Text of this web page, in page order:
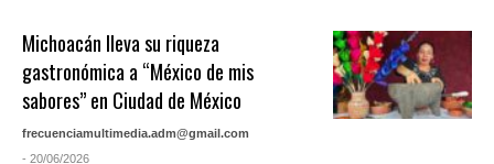
Michoacán lleva su riqueza
gastronómica a “México de mis
sabores” en Ciudad de México
frecuenciamultimedia.adm@gmail.com
- 20/06/2026